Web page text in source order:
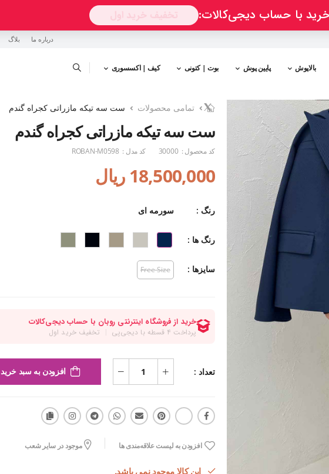
درباره ما بلاگ
بالاپوش پایین پوش بوت | کتونی کیف | اکسسوری
تمامی محصولات ست سه تیکه مازراتی کجراه گندم
ست سه تیکه مازراتی کجراه گندم
کد محصول : 30000 کد مدل : ROBAN-M0598
18,500,000 ریال
رنگ : سورمه ای
رنگ ها :
سایزها : Free Size
تعداد : افزودن به سبد خرید
افزودن به لیست علاقه‌مندی ها موجود در سایر شعب
این کالا موجود نمی باشد.